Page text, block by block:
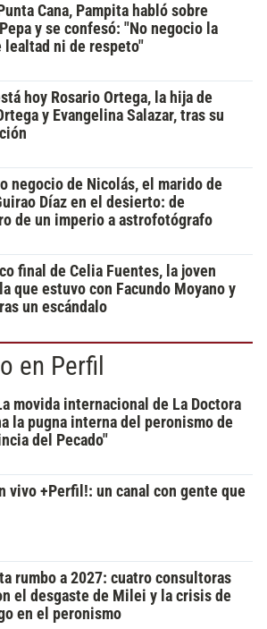
Cana, Pampita habló sobre
y se confesó: "No negocio la
lealtad ni de respeto"
hoy Rosario Ortega, la hija de
y Evangelina Salazar, tras su
negocio de Nicolás, el marido de
Díaz en el desierto: de
de un imperio a astrofotógrafo
final de Celia Fuentes, la joven
que estuvo con Facundo Moyano y
un escándalo
en Perfil
movida internacional de La Doctora
la pugna interna del peronismo de
del Pecado"
vivo +Perfil!: un canal con gente que
rumbo a 2027: cuatro consultoras
el desgaste de Milei y la crisis de
en el peronismo